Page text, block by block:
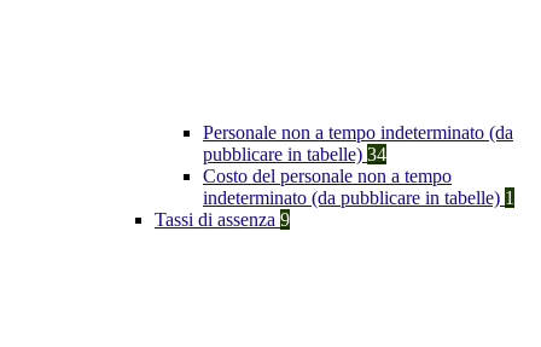
Personale non a tempo indeterminato (da
pubblicare in tabelle) 34
Costo del personale non a tempo
indeterminato (da pubblicare in tabelle) 1
Tassi di assenza 9